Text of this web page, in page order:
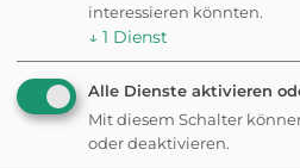
Möchten Sie
bereitgestellte
externe Inhalte
laden?
interessieren könnten.
↓ 1 Dienst
Alle Dienste aktivieren
Mit diesem Schalter
oder deaktivieren.